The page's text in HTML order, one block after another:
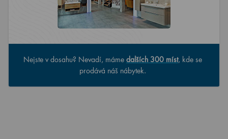
Nejste v dosahu? Nevadí, máme dalších 300 míst, kde se
prodává náš nábytek.